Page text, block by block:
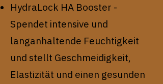
HydraLock HA Booster -
Spendet intensive und
langanhaltende Feuchtigkeit
und stellt Geschmeidigkeit,
Elastizität und einen gesunden